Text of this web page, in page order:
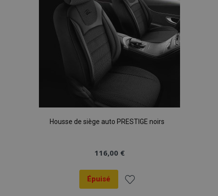
Housse de siège auto PRESTIGE noirs
116,00 €
Épuisé